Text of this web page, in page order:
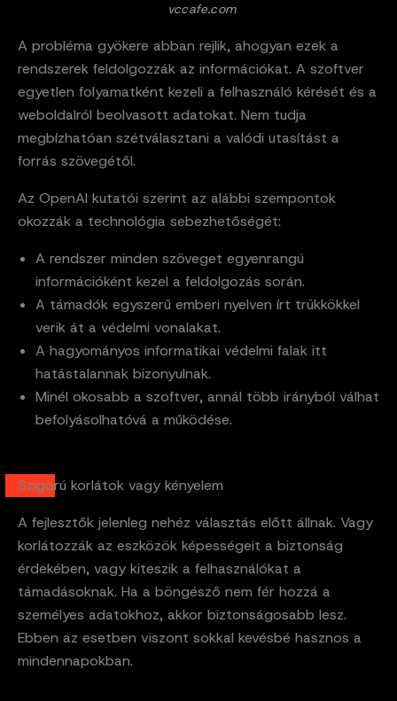
vccafe.com
A probléma gyökere abban rejlik, ahogyan ezek a
rendszerek feldolgozzák az információkat. A szoftver
egyetlen folyamatként kezeli a felhasználó kérését és a
weboldalról beolvasott adatokat. Nem tudja
megbízhatóan szétválasztani a valódi utasítást a
forrás szövegétől.
Az OpenAI kutatói szerint az alábbi szempontok
okozzák a technológia sebezhetőségét:
A rendszer minden szöveget egyenrangú
információként kezel a feldolgozás során.
A támadók egyszerű emberi nyelven írt trükkökkel
verik át a védelmi vonalakat.
A hagyományos informatikai védelmi falak itt
hatástalannak bizonyulnak.
Minél okosabb a szoftver, annál több irányból válhat
befolyásolhatóvá a működése.
Szigorú korlátok vagy kényelem
A fejlesztők jelenleg nehéz választás előtt állnak. Vagy
korlátozzák az eszközök képességeit a biztonság
érdekében, vagy kiteszik a felhasználókat a
támadásoknak. Ha a böngésző nem fér hozzá a
személyes adatokhoz, akkor biztonságosabb lesz.
Ebben az esetben viszont sokkal kevésbé hasznos a
mindennapokban.